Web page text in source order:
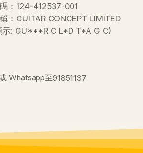
：124-412537-001
：GUITAR CONCEPT LIMITED
示: GU***R C L*D T*A G C)
Whatsapp至91851137